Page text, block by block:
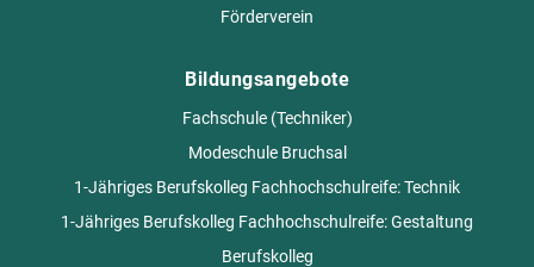
Förderverein
Bildungsangebote
Fachschule (Techniker)
Modeschule Bruchsal
1-Jähriges Berufskolleg Fachhochschulreife: Technik
1-Jähriges Berufskolleg Fachhochschulreife: Gestaltung
Berufskolleg